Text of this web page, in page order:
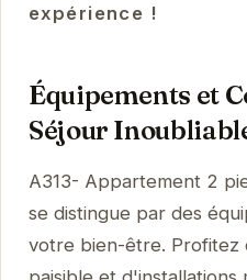
expérience !
Équipements et
Séjour
A313- Appartement 2
se distingue par des
votre bien-être. Profitez